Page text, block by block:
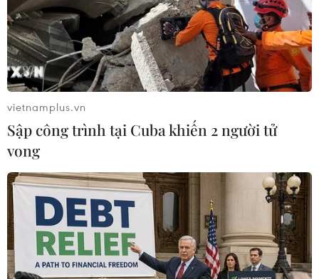
giải pháp để phát triển năng lượng tái tạo
Giảm huy động nguồn điện khí: Những
vietnamplus.vn
Sập công trình tại Cuba khiến 2 người tử
vong